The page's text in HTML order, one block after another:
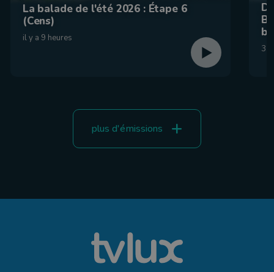
La balade de l'été 2026 : Étape 6
(Cens)
il y a 9 heures
31
plus d'émissions